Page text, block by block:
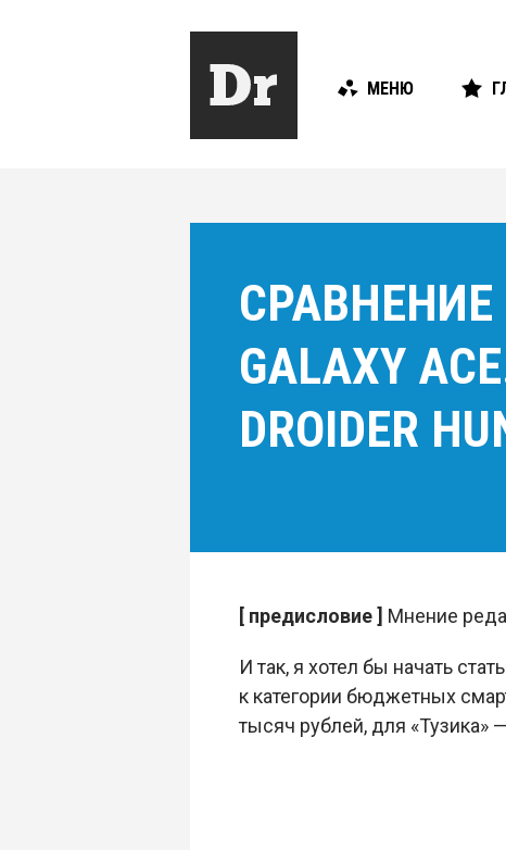
МЕНЮ
СРАВНЕНИЕ
GALAXY
DROIDER
[ предисловие ] Мнение
И так, я хотел бы начать
к категории бюджетных
тысяч рублей, для «Тузика»